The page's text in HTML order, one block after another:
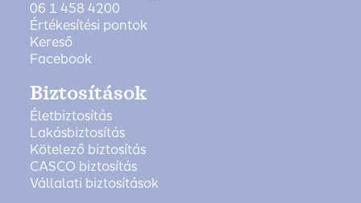
06 1 458 4200
Értékesítési pontok
Kereső
Facebook
Biztosítások
Életbiztosítás
Lakásbiztosítás
Kötelező biztosítás
CASCO biztosítás
Vállalati biztosítások